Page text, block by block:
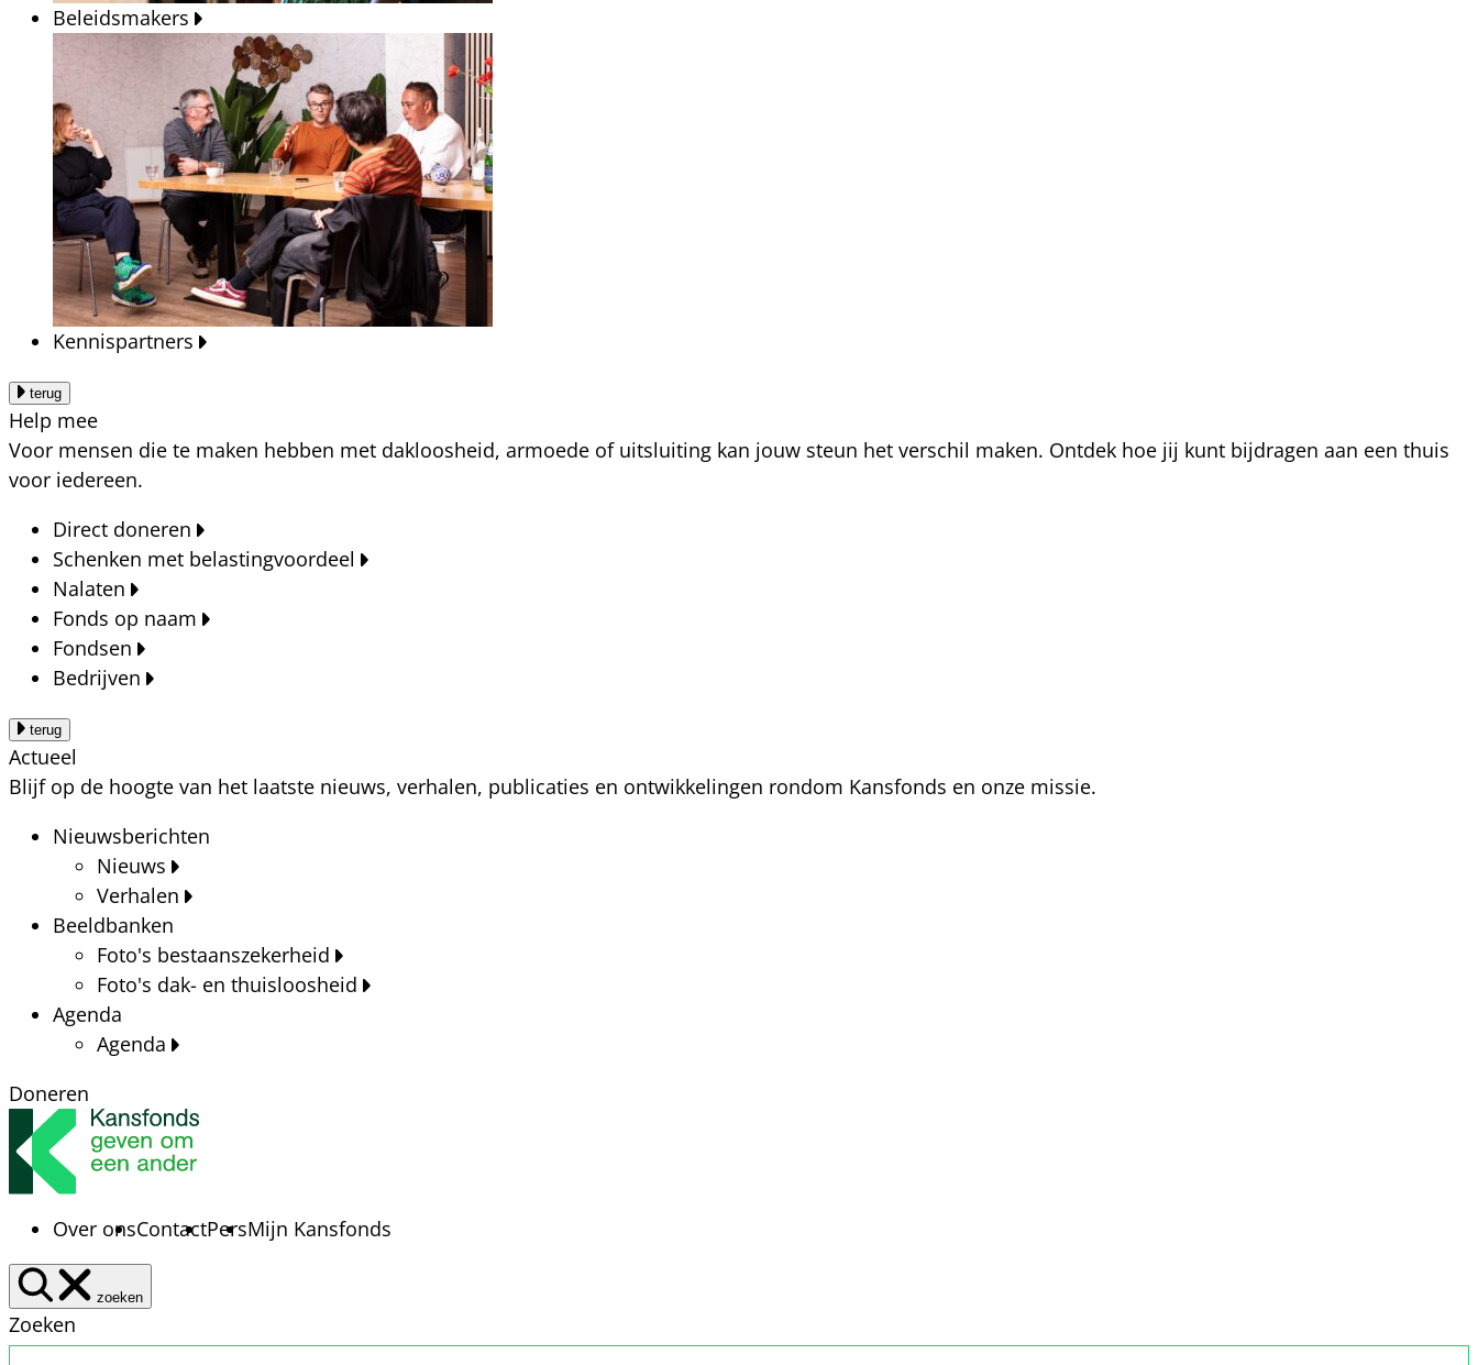
Beleidsmakers
Kennispartners
terug
Help mee
Voor mensen die te maken hebben met dakloosheid, armoede of uitsluiting kan jouw steun het verschil maken. Ontdek hoe jij kunt bijdragen aan een thuis
voor iedereen.
Direct doneren
Schenken met belastingvoordeel
Nalaten
Fonds op naam
Fondsen
Bedrijven
terug
Actueel
Blijf op de hoogte van het laatste nieuws, verhalen, publicaties en ontwikkelingen rondom Kansfonds en onze missie.
Nieuwsberichten
Nieuws
Verhalen
Beeldbanken
Foto's bestaanszekerheid
Foto's dak- en thuisloosheid
Agenda
Agenda
Doneren
Over onsContactPersMijn Kansfonds
zoeken
Zoeken